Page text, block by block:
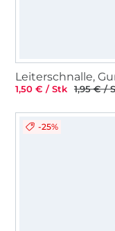
1,50 € / Stk 1,95 € /
-25%